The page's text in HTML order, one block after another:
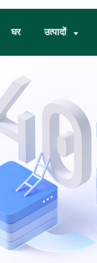
घर उत्पादों